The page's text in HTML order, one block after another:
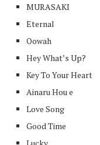
MURASAKI
Eternal
Oowah
Hey What’s Up?
Key To Your Heart
Ainaru Hou e
Love Song
Good Time